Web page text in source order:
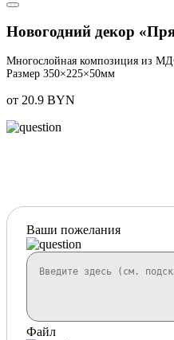
Новогодний декор
Многослойная композиция из
Размер 350×225×50мм
от 20.9 BYN
Ваши пожелания
Файл